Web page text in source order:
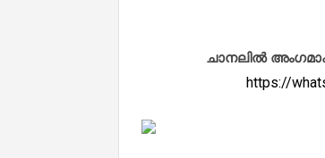
ചാനലിൽ
https://